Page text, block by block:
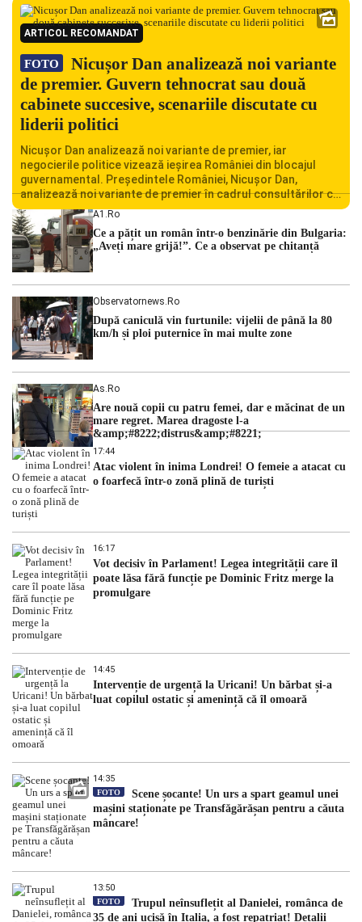
ARTICOL RECOMANDAT
FOTO
Nicușor Dan analizează noi variante
de premier. Guvern tehnocrat sau două
cabinete succesive, scenariile discutate cu
liderii politici
Nicușor Dan analizează noi variante de premier, iar
negocierile politice vizează ieșirea României din blocajul
guvernamental. Președintele României, Nicușor Dan,
analizează noi variante de premier în cadrul consultărilor cu
liderii politici. Ciprian Ciucu vorbește despre scenariul unui
guvern tehnocrat și despre posibilitatea a două cabinete
succesive. Nicușor Dan analizează noi variante de premier
România traversează […]
A1.ro
Ce a pățit un român într-o benzinărie din Bulgaria:
„Aveți mare grijă!”. Ce a observat pe chitanță
Observatornews.ro
După caniculă vin furtunile: vijelii de până la 80
km/h și ploi puternice în mai multe zone
As.ro
Are nouă copii cu patru femei, dar e măcinat de un
mare regret. Marea dragoste l-a
&amp;#8222;distrus&amp;#8221;
17:44
Atac violent în inima Londrei! O femeie a atacat cu
o foarfecă într-o zonă plină de turiști
16:17
Vot decisiv în Parlament! Legea integrității care îl
poate lăsa fără funcție pe Dominic Fritz merge la
promulgare
14:45
Intervenție de urgență la Uricani! Un bărbat și-a
luat copilul ostatic și amenință că îl omoară
14:35
FOTO
Scene șocante! Un urs a spart geamul unei
mașini staționate pe Transfăgărășan pentru a căuta
mâncare!
13:50
FOTO
Trupul neînsuflețit al Danielei, românca de
35 de ani ucisă în Italia, a fost repatriat! Detalii